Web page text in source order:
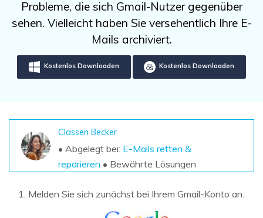
Unbegrenzte Daten vom Mac-System
wiederherstellen
Kostenlos Testen
Kostenlos Testen
Datenverlust-Szenarien
ALLE FUNKTIONEN ENTDECKEN
Aktuelles Thema
Sign In
Probleme, die sich Gmail-Nutzer gegenüber
sehen. Vielleicht haben Sie versehentlich Ihre E-
Mails archiviert.
Kostenlos Downloaden Kostenlos Downloaden
Classen Becker
• Abgelegt bei: E-Mails retten &
reparieren • Bewährte Lösungen
Melden Sie sich zunächst bei Ihrem Gmail-Konto an.